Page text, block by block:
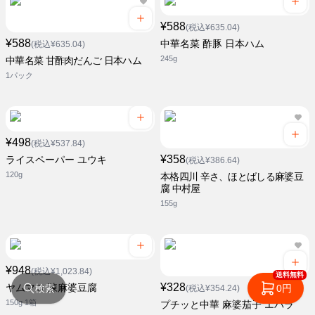
¥588(税込¥635.04)
中華名菜 甘酢肉だんご 日本ハム
1パック
¥588(税込¥635.04)
中華名菜 酢豚 日本ハム
245g
¥498(税込¥537.84)
ライスペーパー ユウキ
120g
¥358(税込¥386.64)
本格四川 辛さ、ほとばしる麻婆豆
腐 中村屋
155g
¥948(税込¥1,023.84)
ヤムマロ 陳麻婆豆腐
150g 1箱
¥328(税込¥354.24)
プチッと中華 麻婆茄子 エバラ
検索
送料無料
0円